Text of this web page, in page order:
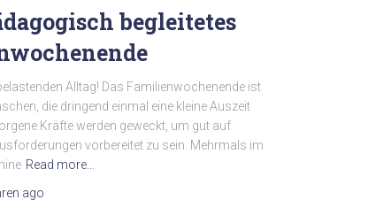
begleitetes
Alltag! Das Familienwochenende ist
die dringend einmal eine kleine Auszeit
Kräfte werden geweckt, um gut auf
vorbereitet zu sein. Mehrmals im
Read more…
ago